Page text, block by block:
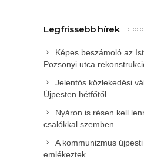
Legfrissebb hírek
Képes beszámoló az
Pozsonyi utca
Jelentős közlekedési
Újpesten hétfőtől
Nyáron is résen kell
csalókkal szemben
A kommunizmus
emlékeztek